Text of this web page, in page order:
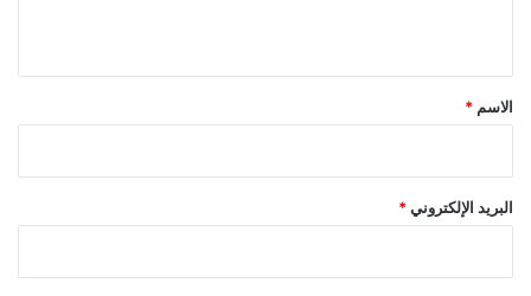
*
الاسم *
البريد الإلكتروني*